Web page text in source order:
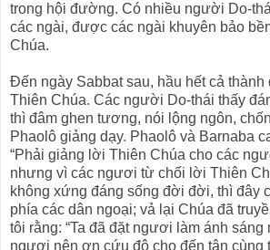
trong hội đường. Có nhiều người Do-
các ngài, được các ngài khuyên bảo
Chúa.
Ðến ngày Sabbat sau, hầu hết cả
Thiên Chúa. Các người Do-thái thấy
thì đâm ghen tương, nói lộng ngôn,
Phaolô giảng dạy. Phaolô và Barnaba
“Phải giảng lời Thiên Chúa cho các
nhưng vì các ngươi từ chối lời Thiên
không xứng đáng sống đời đời, thì đây
phía các dân ngoại; vả lại Chúa đã
tôi rằng: “Ta đã đặt ngươi làm ánh sáng
ngươi nên ơn cứu độ cho đến tận cùng